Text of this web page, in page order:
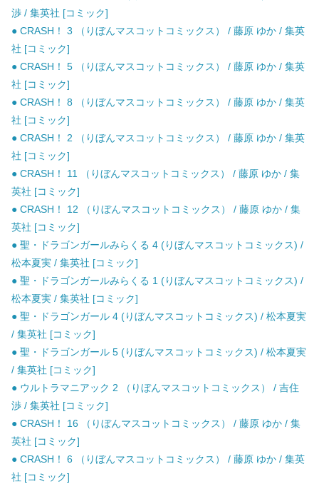
渉 / 集英社 [コミック]
● CRASH！ 3 （りぼんマスコットコミックス） / 藤原 ゆか / 集英
社 [コミック]
● CRASH！ 5 （りぼんマスコットコミックス） / 藤原 ゆか / 集英
社 [コミック]
● CRASH！ 8 （りぼんマスコットコミックス） / 藤原 ゆか / 集英
社 [コミック]
● CRASH！ 2 （りぼんマスコットコミックス） / 藤原 ゆか / 集英
社 [コミック]
● CRASH！ 11 （りぼんマスコットコミックス） / 藤原 ゆか / 集
英社 [コミック]
● CRASH！ 12 （りぼんマスコットコミックス） / 藤原 ゆか / 集
英社 [コミック]
● 聖・ドラゴンガールみらくる 4 (りぼんマスコットコミックス) /
松本夏実 / 集英社 [コミック]
● 聖・ドラゴンガールみらくる 1 (りぼんマスコットコミックス) /
松本夏実 / 集英社 [コミック]
● 聖・ドラゴンガール 4 (りぼんマスコットコミックス) / 松本夏実
/ 集英社 [コミック]
● 聖・ドラゴンガール 5 (りぼんマスコットコミックス) / 松本夏実
/ 集英社 [コミック]
● ウルトラマニアック 2 （りぼんマスコットコミックス） / 吉住
渉 / 集英社 [コミック]
● CRASH！ 16 （りぼんマスコットコミックス） / 藤原 ゆか / 集
英社 [コミック]
● CRASH！ 6 （りぼんマスコットコミックス） / 藤原 ゆか / 集英
社 [コミック]